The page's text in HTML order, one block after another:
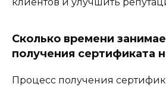
Сколько времени
получения сертификата
Процесс получения